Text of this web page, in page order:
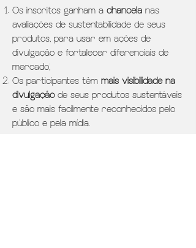
Os inscritos ganham a chancela nas
avaliações de sustentabilidade de seus
produtos, para usar em ações de
divulgação e fortalecer diferenciais de
mercado;
Os participantes têm mais visibilidade na
divulgação de seus produtos sustentáveis
e são mais facilmente reconhecidos pelo
público e pela mídia.